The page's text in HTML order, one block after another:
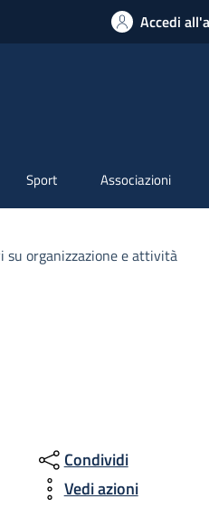
Accedi
Sport Associazioni
organizzazione e attività
Condividi
Vedi azioni